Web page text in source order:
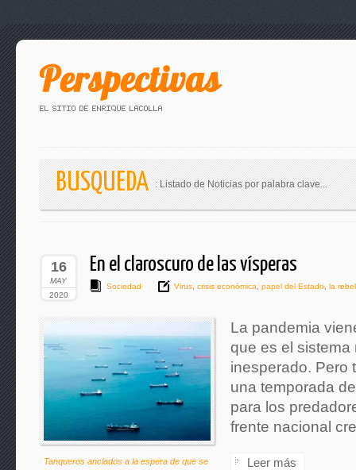
BUSQUEDA : Listado de Noticias por palabra clave...
16
MAY
2020
En el claroscuro de las vísperas
Sociedad Virus crisis económica papel del Estado la
Tanqueros anclados a la espera de que se
La pandemia
que es el sistema
inesperado. Pero
una temporada
para los
frente nacional
Leer más